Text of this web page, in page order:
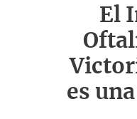
El
es